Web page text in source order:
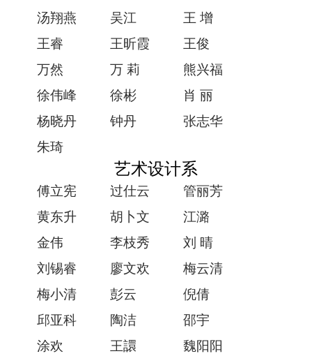
汤翔燕
吴江
王 增
王睿
王昕霞
王俊
万然
万 莉
熊兴福
徐伟峰
徐彬
肖 丽
杨晓丹
钟丹
张志华
朱琦
艺术设计系
傅立宪 过仕云
管丽芳
黄东升
胡卜文
江潞
金伟
李枝秀
刘 晴
刘锡睿
廖文欢
梅云清
梅小清
彭云
倪倩
邱亚科
陶洁
邵宇
涂欢
王譞
魏阳阳